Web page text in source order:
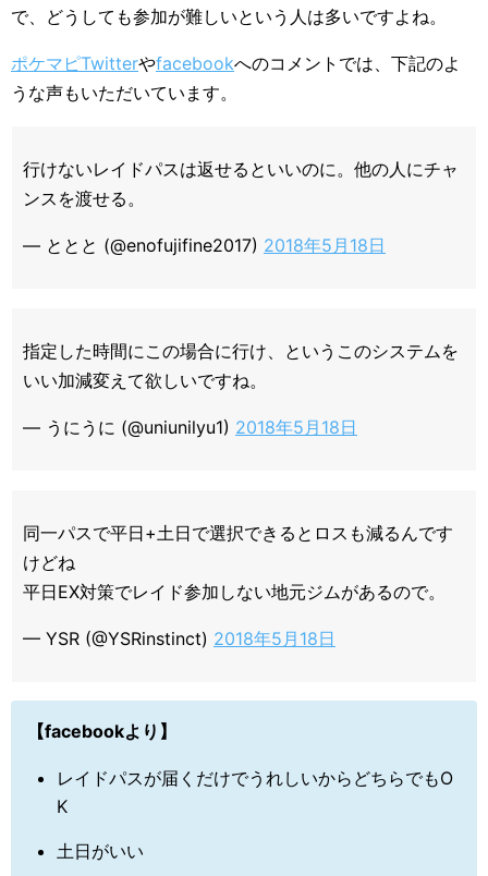
で、どうしても参加が難しいという人は多いですよね。
ポケマピTwitterやfacebookへのコメントでは、下記のよ
うな声もいただいています。
行けないレイドパスは返せるといいのに。他の人にチャ
ンスを渡せる。
— ととと (@enofujifine2017) 2018年5月18日
指定した時間にこの場合に行け、というこのシステムを
いい加減変えて欲しいですね。
— うにうに (@uniunilyu1) 2018年5月18日
同一パスで平日+土日で選択できるとロスも減るんです
けどね
平日EX対策でレイド参加しない地元ジムがあるので。
— YSR (@YSRinstinct) 2018年5月18日
【facebookより】
レイドパスが届くだけでうれしいからどちらでもO
K
土日がいい